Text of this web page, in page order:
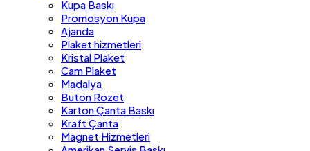
Kupa Baskı
Promosyon Kupa
Ajanda
Plaket hizmetleri
Kristal Plaket
Cam Plaket
Madalya
Buton Rozet
Karton Çanta Baskı
Kraft Çanta
Magnet Hizmetleri